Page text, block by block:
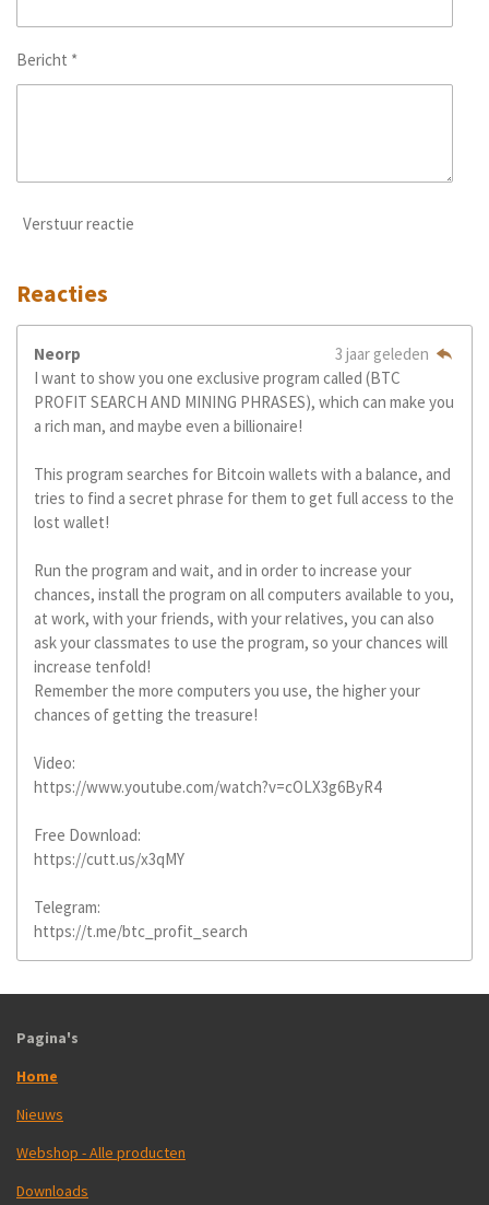
Bericht *
Verstuur reactie
Reacties
Neorp
3 jaar geleden
I want to show you one exclusive program called (BTC
PROFIT SEARCH AND MINING PHRASES), which can make you
a rich man, and maybe even a billionaire!
This program searches for Bitcoin wallets with a balance, and
tries to find a secret phrase for them to get full access to the
lost wallet!
Run the program and wait, and in order to increase your
chances, install the program on all computers available to you,
at work, with your friends, with your relatives, you can also
ask your classmates to use the program, so your chances will
increase tenfold!
Remember the more computers you use, the higher your
chances of getting the treasure!
Video:
https://www.youtube.com/watch?v=cOLX3g6ByR4
Free Download:
https://cutt.us/x3qMY
Telegram:
https://t.me/btc_profit_search
Pagina's
Home
Nieuws
Webshop - Alle producten
Downloads